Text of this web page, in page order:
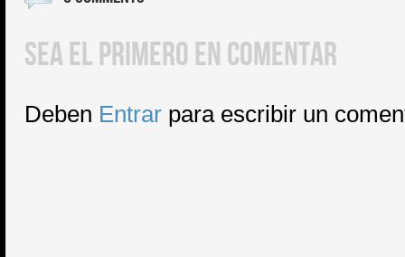
SEA EL PRIMERO EN COMENTAR
Deben Entrar para escribir un